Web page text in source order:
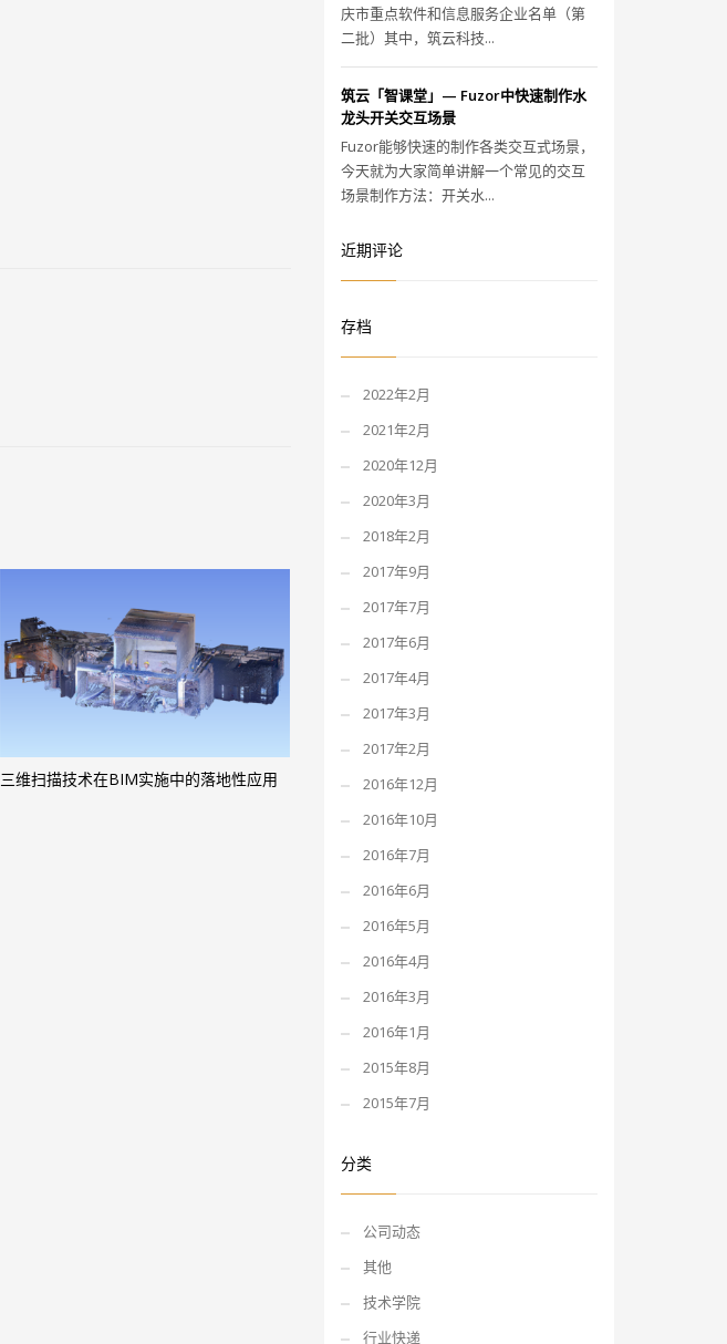
三维扫描技术在BIM实施中的落地性应用
庆市重点软件和信息服务企业名单（第
二批）其中，筑云科技...
筑云「智课堂」— Fuzor中快速制作水
龙头开关交互场景
Fuzor能够快速的制作各类交互式场景，
今天就为大家简单讲解一个常见的交互
场景制作方法：开关水...
近期评论
存档
2022年2月
2021年2月
2020年12月
2020年3月
2018年2月
2017年9月
2017年7月
2017年6月
2017年4月
2017年3月
2017年2月
2016年12月
2016年10月
2016年7月
2016年6月
2016年5月
2016年4月
2016年3月
2016年1月
2015年8月
2015年7月
分类
公司动态
其他
技术学院
行业快递